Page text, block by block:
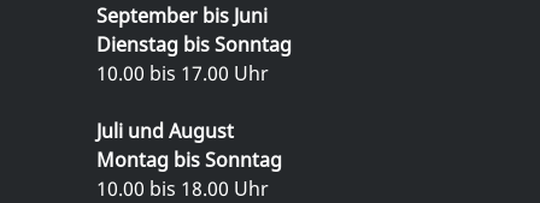
September bis Juni
Dienstag bis Sonntag
10.00 bis 17.00 Uhr
Juli und August
Montag bis Sonntag
10.00 bis 18.00 Uhr